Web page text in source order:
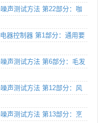
声测试方法 第22部分：咖
器控制器 第1部分：通用要
声测试方法 第6部分：毛发
声测试方法 第12部分：风
声测试方法 第13部分：烹